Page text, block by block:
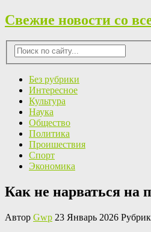
Свежие новости со
Без рубрики
Интересное
Культура
Наука
Общество
Политика
Проишествия
Спорт
Экономика
Как не нарваться на
Автор Gwp 23 Январь 2026